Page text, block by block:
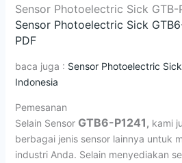
Sensor Photoelectric Sick GTB-
Sensor Photoelectric Sick
PDF
baca juga : Sensor Photoelectric
Indonesia
Pemesanan
Selain Sensor GTB6-P1241, kami
berbagai jenis sensor lainnya untuk
industri Anda. Selain menyediakan